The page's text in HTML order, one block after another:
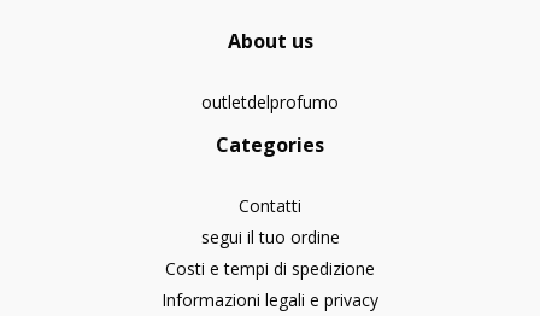
About us
outletdelprofumo
Categories
Contatti
segui il tuo ordine
Costi e tempi di spedizione
Informazioni legali e privacy